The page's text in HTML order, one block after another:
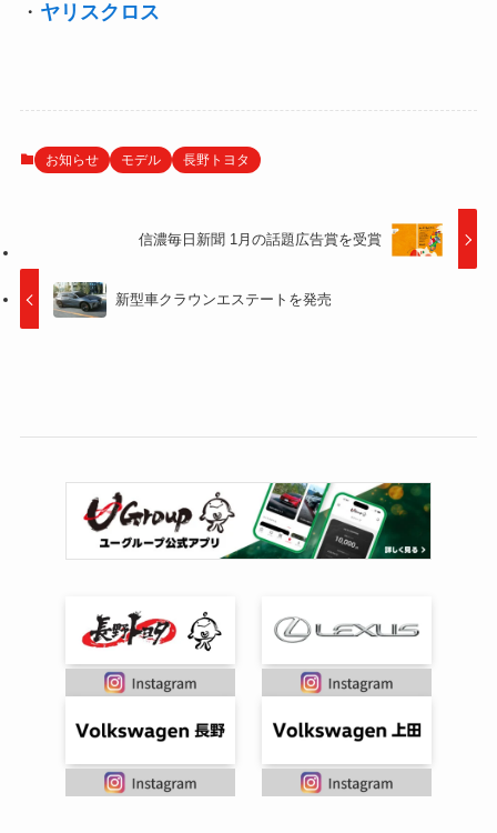
・ ヤリスクロス
お知らせ モデル 長野トヨタ
信濃毎日新聞 1月の話題広告賞を受賞
新型車クラウンエステートを発売